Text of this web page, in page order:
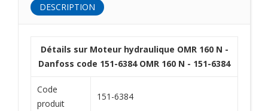
DESCRIPTION
Détails sur Moteur hydraulique OMR 160 N -
Danfoss code 151-6384 OMR 160 N - 151-6384
Code
produit
151-6384